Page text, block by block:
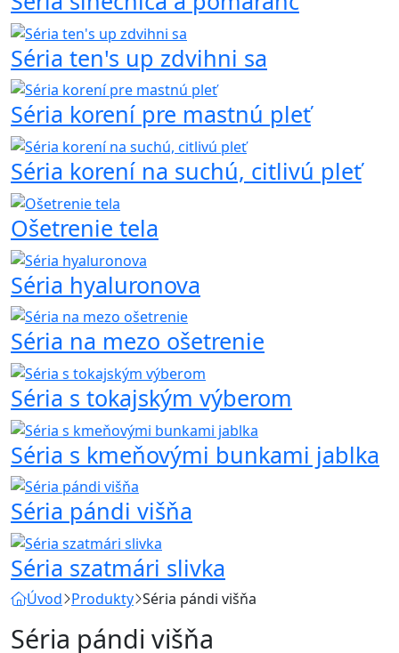
Séria ten's up zdvihni sa
Séria korení pre mastnú pleť
Séria korení na suchú, citlivú pleť
Ošetrenie tela
Séria hyaluronova
Séria na mezo ošetrenie
Séria s tokajským výberom
Séria s kmeňovými bunkami jablka
Séria pándi višňa
Séria szatmári slivka
Úvod Produkty Séria pándi višňa
Séria pándi višňa